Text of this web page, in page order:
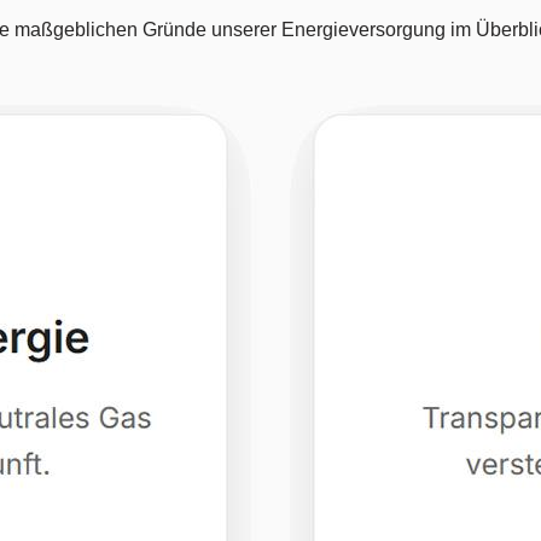
maßgeblichen Gründe unserer Energieversorgung im